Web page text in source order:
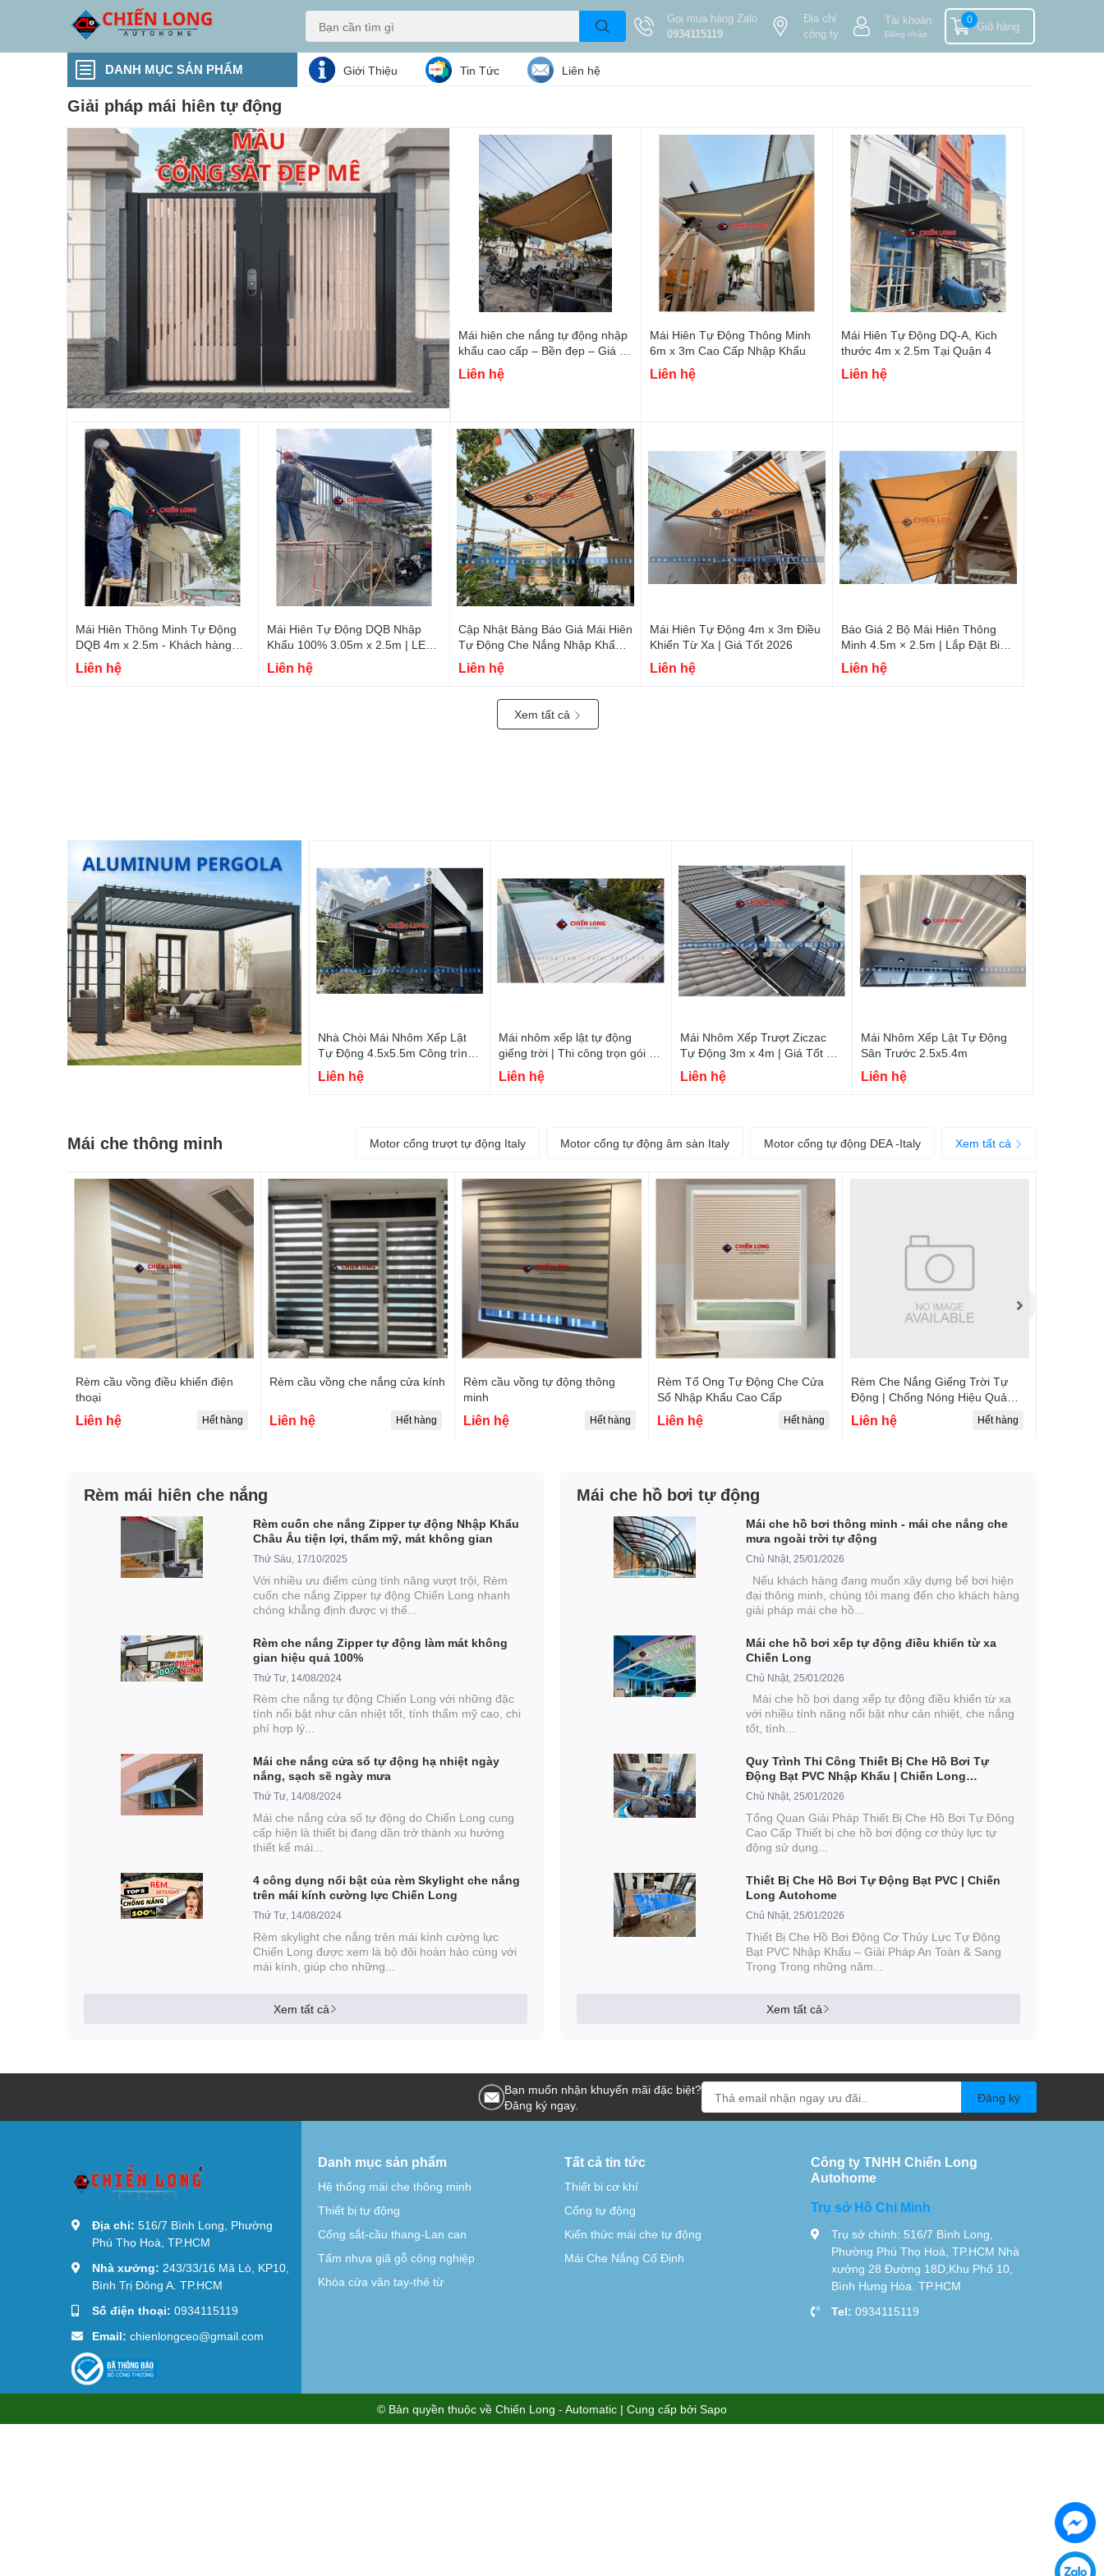
Gọi mua hàng Zalo
0934115119
Địa chỉ
công ty
Tài khoản
Đăng nhập
Giỏ hàng
0
DANH MỤC SẢN PHẨM Giới Thiệu Tin Tức Liên hệ
Giải pháp mái hiên tự động
Mái hiên che nắng tự động nhập
khẩu cao cấp – Bền đẹp – Giá tốt
2026
Liên hệ
Mái Hiên Tự Động Thông Minh
6m x 3m Cao Cấp Nhập Khẩu
Liên hệ
Mái Hiên Tự Động DQ-A, Kich
thước 4m x 2.5m Tại Quận 4
Liên hệ
Mái Hiên Thông Minh Tự Động
DQB 4m x 2.5m - Khách hàng
Q1
Liên hệ
Mái Hiên Tự Động DQB Nhập
Khẩu 100% 3.05m x 2.5m | LED
Cao Cấp Q12
Liên hệ
Cập Nhật Bảng Báo Giá Mái Hiên
Tự Động Che Nắng Nhập Khẩu
2026
Liên hệ
Mái Hiên Tự Động 4m x 3m Điều
Khiển Từ Xa | Giá Tốt 2026
Liên hệ
Báo Giá 2 Bộ Mái Hiên Thông
Minh 4.5m × 2.5m | Lắp Đặt Biệt
Thự Đồng Tháp
Liên hệ
Xem tất cả
Nhà Chòi Mái Nhôm Xếp Lật
Tự Động 4.5x5.5m Công trình
tại Bình Dương
Liên hệ
Mái nhôm xếp lật tự động
giếng trời | Thi công trọn gói –
Báo giá 2026
Liên hệ
Mái Nhôm Xếp Trượt Ziczac
Tự Động 3m x 4m | Giá Tốt –
Lắp Đặt Nhanh
Liên hệ
Mái Nhôm Xếp Lật Tự Động
Sân Trước 2.5x5.4m
Liên hệ
Mái che thông minh Motor cổng trượt tự động Italy Motor cổng tự động âm sàn Italy Motor cổng tự động DEA -Italy Xem tất cả
Rèm cầu vồng điều khiển điện
thoại
Liên hệ Hết hàng
Rèm cầu vồng che nắng cửa kính
Liên hệ Hết hàng
Rèm cầu vồng tự động thông
minh
Liên hệ Hết hàng
Rèm Tổ Ong Tự Động Che Cửa
Sổ Nhập Khẩu Cao Cấp
Liên hệ Hết hàng
Rèm Che Nắng Giếng Trời Tự
Động | Chống Nóng Hiệu Quả
2026
Liên hệ Hết hàng
Rèm mái hiên che nắng
Rèm cuốn che nắng Zipper tự động Nhập Khẩu
Châu Âu tiện lợi, thẩm mỹ, mát không gian
Thứ Sáu, 17/10/2025
Với nhiều ưu điểm cùng tính năng vượt trội, Rèm
cuốn che nắng Zipper tự động Chiến Long nhanh
chóng khẳng định được vị thế...
Rèm che nắng Zipper tự động làm mát không
gian hiệu quả 100%
Thứ Tư, 14/08/2024
Rèm che nắng tự động Chiến Long với những đặc
tính nổi bật như cản nhiệt tốt, tính thẩm mỹ cao, chi
phí hợp lý...
Mái che nắng cửa sổ tự động hạ nhiệt ngày
nắng, sạch sẽ ngày mưa
Thứ Tư, 14/08/2024
Mái che nắng cửa sổ tự động do Chiến Long cung
cấp hiện là thiết bị đang dần trở thành xu hướng
thiết kế mái...
4 công dụng nổi bật của rèm Skylight che nắng
trên mái kính cường lực Chiến Long
Thứ Tư, 14/08/2024
Rèm skylight che nắng trên mái kính cường lực
Chiến Long được xem là bộ đôi hoàn hảo cùng với
mái kính, giúp cho những...
Xem tất cả
Mái che hồ bơi tự động
Mái che hồ bơi thông minh - mái che nắng che
mưa ngoài trời tự động
Chủ Nhật, 25/01/2026
Nếu khách hàng đang muốn xây dựng bể bơi hiện
đại thông minh, chúng tôi mang đến cho khách hàng
giải pháp mái che hồ...
Mái che hồ bơi xếp tự động điều khiển từ xa
Chiến Long
Chủ Nhật, 25/01/2026
Mái che hồ bơi dạng xếp tự động điều khiển từ xa
với nhiều tính năng nổi bật như cản nhiệt, che nắng
tốt, tính...
Quy Trình Thi Công Thiết Bị Che Hồ Bơi Tự
Động Bạt PVC Nhập Khẩu | Chiến Long
Autohome
Chủ Nhật, 25/01/2026
Tổng Quan Giải Pháp Thiết Bị Che Hồ Bơi Tự Động
Cao Cấp Thiết bị che hồ bơi động cơ thủy lực tự
động sử dụng...
Thiết Bị Che Hồ Bơi Tự Động Bạt PVC | Chiến
Long Autohome
Chủ Nhật, 25/01/2026
Thiết Bị Che Hồ Bơi Động Cơ Thủy Lực Tự Động
Bạt PVC Nhập Khẩu – Giải Pháp An Toàn & Sang
Trọng Trong những năm...
Xem tất cả
Bạn muốn nhận khuyến mãi đặc biệt?
Đăng ký ngay.
Đăng ký
Địa chỉ: 516/7 Bình Long, Phường
Phú Thọ Hoà, TP.HCM
Nhà xưởng: 243/33/16 Mã Lò, KP10,
Bình Trị Đông A. TP.HCM
Số điện thoại: 0934115119
Email: chienlongceo@gmail.com
Danh mục sản phẩm
Hệ thống mái che thông minh
Thiết bị tự động
Cổng sắt-cầu thang-Lan can
Tấm nhựa giã gỗ công nghiệp
Khóa cửa vân tay-thẻ từ
Tất cả tin tức
Thiết bị cơ khí
Cổng tự động
Kiến thức mái che tự động
Mái Che Nắng Cố Định
Công ty TNHH Chiến Long
Autohome
Trụ sở Hồ Chi Minh
Trụ sở chính: 516/7 Bình Long,
Phường Phú Thọ Hoà, TP.HCM Nhà
xưởng 28 Đường 18D,Khu Phố 10,
Bình Hưng Hòa. TP.HCM
Tel: 0934115119
© Bản quyền thuộc về Chiến Long - Automatic | Cung cấp bởi Sapo